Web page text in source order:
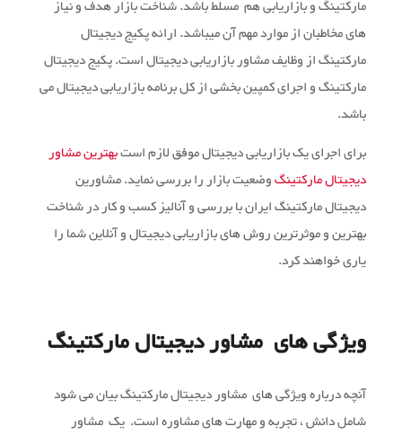
مارکتینگ و بازاریابی هم مسلط باشد. شناخت بازار هدف و نیاز
های مخاطبان از موارد مهم آن میباشد. ارائه پکیج دیجیتال
مارکتینگ از وظایف مشاور بازاریابی دیجیتال است. پکیج دیجیتال
مارکتینگ و اجرای کمپین بخشی از کل برنامه بازاریابی دیجیتال می
باشد.
برای اجرای یک بازاریابی دیجیتال موفق لازم استبهترین مشاور
دیجیتال مارکتینگوضعیت بازار را بررسی نماید. مشاورین
دیجیتال مارکتینگ ایران با بررسی و آنالیز کسب و کار در شناخت
بهترین و موثرترین روش های بازاریابی دیجیتال و آنلاین شما را
یاری خواهند کرد.
ویژگی های مشاور دیجیتال مارکتینگ
آنچه درباره ویژگی های مشاور دیجیتال مارکتینگ بیان می شود
شامل دانش ، تجربه و مهارت های مشاوره است. یک مشاور